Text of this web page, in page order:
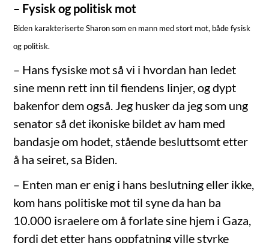
– Fysisk og politisk mot
Biden karakteriserte Sharon som en mann med stort mot, både fysisk
og politisk.
– Hans fysiske mot så vi i hvordan han ledet
sine menn rett inn til fiendens linjer, og dypt
bakenfor dem også. Jeg husker da jeg som ung
senator så det ikoniske bildet av ham med
bandasje om hodet, stående besluttsomt etter
å ha seiret, sa Biden.
– Enten man er enig i hans beslutning eller ikke,
kom hans politiske mot til syne da han ba
10.000 israelere om å forlate sine hjem i Gaza,
fordi det etter hans oppfatning ville styrke